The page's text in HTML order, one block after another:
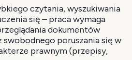
czytania, wyszukiwania
się – praca wymaga
dokumentów
swobodnego poruszania się w
prawnym (przepisy,